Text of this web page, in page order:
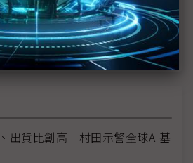
為核心 攜手NB品牌2H26問
出貨比創高 村田示警全球AI基